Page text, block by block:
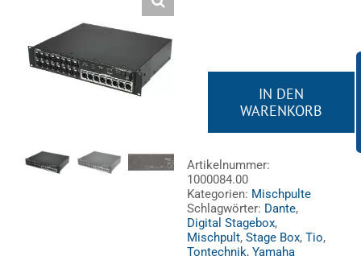
Licht
Kabel
Sonstiges
Yamaha
TIO1608-
D
Menge
IN DEN
WARENKORB
Artikelnummer:
1000084.00
Kategorien: Mischpulte
Schlagwörter: Dante,
Digital Stagebox,
Mischpult, Stage Box, Tio,
Tontechnik, Yamaha